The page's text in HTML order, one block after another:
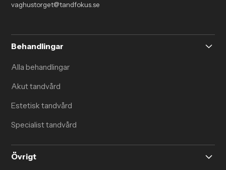
vaghustorget@tandfokus.se
Behandlingar
Alla behandlingar
Akut tandvård
Estetisk tandvård
Specialist tandvård
Övrigt